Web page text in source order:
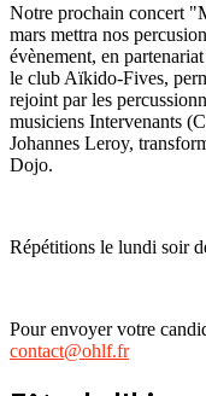
Notre prochain concert
mars mettra nos
évènement, en
le club Aïkido-Fives,
rejoint par les
musiciens Intervenants
Johannes Leroy,
Dojo.
Répétitions le lundi soir
Pour envoyer votre
contact@ohlf.fr